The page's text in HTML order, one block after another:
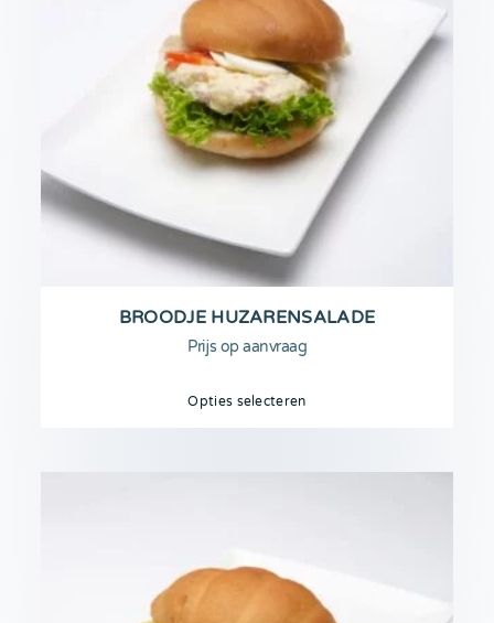
BROODJE HUZARENSALADE
Prijs op aanvraag
Opties selecteren